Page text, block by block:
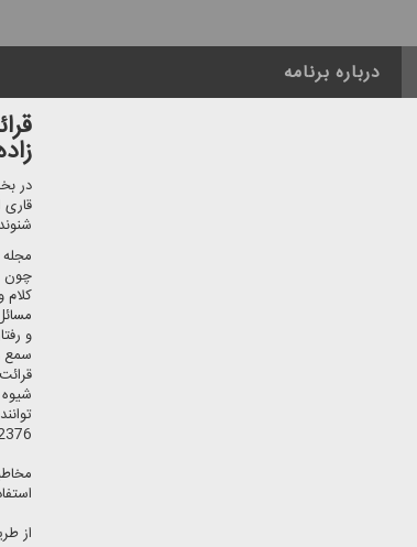
درباره برنامه
چون
و
سمع
از طریق